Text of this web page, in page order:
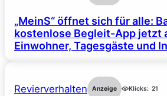
„MeinS“ öffnet sich für alle:
kostenlose Begleit-App jetzt
Einwohner, Tagesgäste und
Revierverhalten Anzeige Klicks: 21